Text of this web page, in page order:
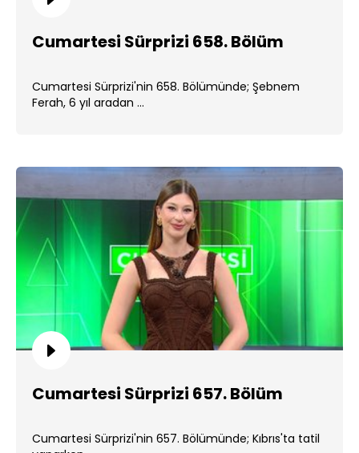
Cumartesi Sürprizi 658. Bölüm
Cumartesi Sürprizi'nin 658. Bölümünde; Şebnem
Ferah, 6 yıl aradan ...
Cumartesi Sürprizi 657. Bölüm
Cumartesi Sürprizi'nin 657. Bölümünde; Kıbrıs'ta tatil